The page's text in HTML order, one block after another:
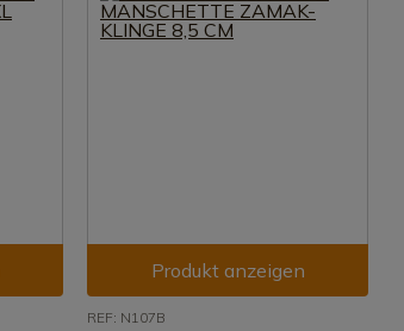
Produkt anzeigen
REF: N107B